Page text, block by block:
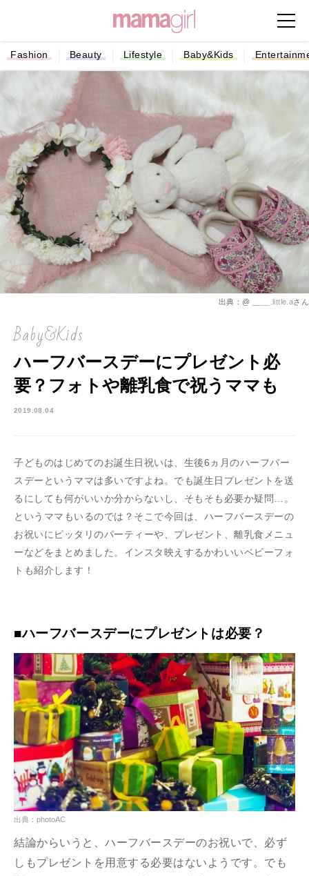
Fashion Beauty Lifestyle Baby&Kids
出典：@ ____.little.aさん
Baby&Kids
ハーフバースデーにプレゼント必
要？フォトや離乳食で祝うママも
2019.08.04
子どものはじめてのお誕生日祝いは、生後6ヵ月のハーフバー
スデーというママは多いですよね。でも誕生日プレゼントを送
るにしても何がいいか分からないし、そもそも必要か疑問…。
というママもいるのでは？そこで今回は、ハーフバースデーの
お祝いにピッタリのパーティーや、プレゼント、離乳食メニュ
ーなどをまとめました。インスタ映えするかわいいベビーフォ
トも紹介します！
■ハーフバースデーにプレゼントは必要？
出典：photoAC
結論からいうと、ハーフバースデーのお祝いで、必ず
しもプレゼントを用意する必要はないようです。でも